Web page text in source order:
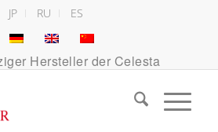
JP RU ES
Hersteller der Celesta